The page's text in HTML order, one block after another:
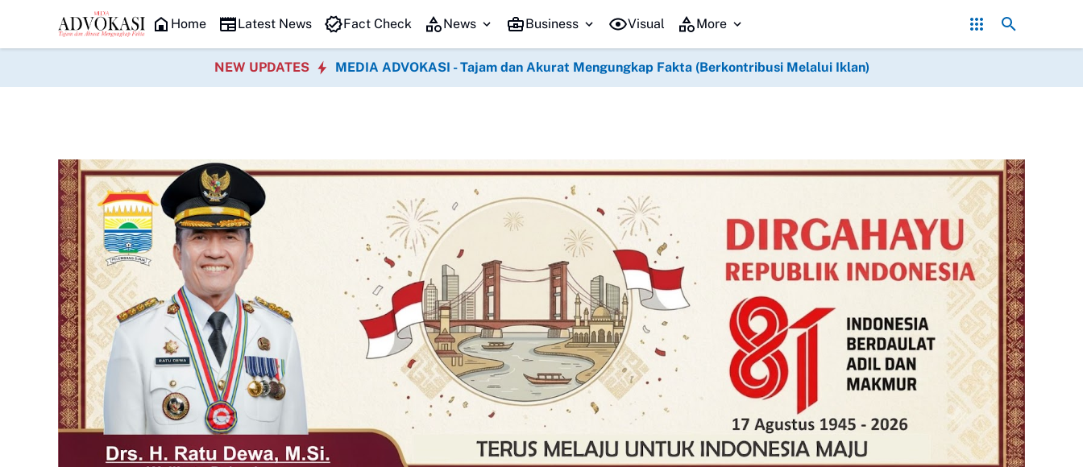
HEADLINE Ribuan Penambang Bergerak! Pembelian Timah Terhenti, Ekonomi Masyarakat Terancam Kapolres Aceh Singkil Lepas Taruna Akpol Usai Laksanakan Taruna
Home Latest News Fact Check News Business Visual More
NEW UPDATES MEDIA ADVOKASI - Tajam dan Akurat Mengungkap Fakta (Berkontribusi Melalui Iklan)